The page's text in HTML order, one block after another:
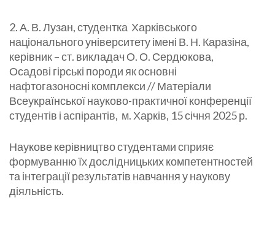
2. А. В. Лузан, студентка Харківського
національного університету імені В. Н. Каразіна,
керівник – ст. викладач О. О. Сердюкова,
Осадові гірські породи як основні
нафтогазоносні комплекси // Матеріали
Всеукраїнської науково-практичної конференції
студентів і аспірантів, м. Харків, 15 січня 2025 р.
Наукове керівництво студентами сприяє
формуванню їх дослідницьких компетентностей
та інтеграції результатів навчання у наукову
діяльність.